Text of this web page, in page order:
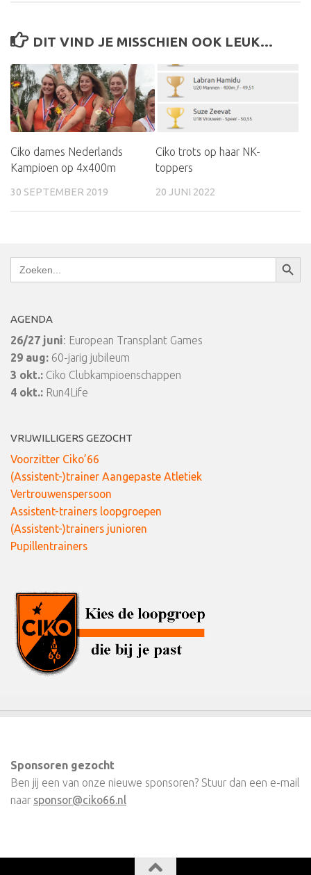
DIT VIND JE MISSCHIEN OOK LEUK...
Ciko dames Nederlands
Kampioen op 4x400m
30 SEPTEMBER 2019
Ciko trots op haar NK-
toppers
20 JUNI 2022
Zoek
naar:
AGENDA
26/27 juni: European Transplant Games
29 aug: 60-jarig jubileum
3 okt.: Ciko Clubkampioenschappen
4 okt.: Run4Life
VRIJWILLIGERS GEZOCHT
Voorzitter Ciko’66
(Assistent-)trainer Aangepaste Atletiek
Vertrouwenspersoon
Assistent-trainers loopgroepen
(Assistent-)trainers junioren
Pupillentrainers
Sponsoren gezocht
Ben jij een van onze nieuwe sponsoren? Stuur dan een e-mail
naar sponsor@ciko66.nl